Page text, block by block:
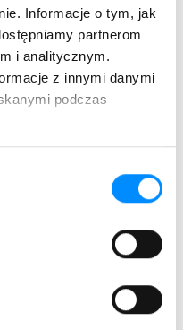
Informacje o tym, jak
partnerom
i analitycznym.
z innymi danymi
podczas